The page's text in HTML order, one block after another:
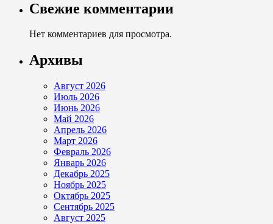
Свежие комментарии
Нет комментариев для просмотра.
Архивы
Август 2026
Июль 2026
Июнь 2026
Май 2026
Апрель 2026
Март 2026
Февраль 2026
Январь 2026
Декабрь 2025
Ноябрь 2025
Октябрь 2025
Сентябрь 2025
Август 2025